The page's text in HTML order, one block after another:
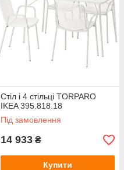
Стіл і 4 стільці TORPARO
IKEA 395.818.18
Під замовлення
14 933 ₴
Купити